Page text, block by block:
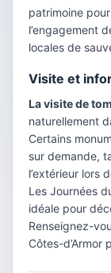
patrimoine
l’engagement
locales de
Visite et
La visite de
naturellement
Certains
sur demande,
l’extérieur lors
Les Journées
idéale pour
Renseignez-
Côtes-d’Armor